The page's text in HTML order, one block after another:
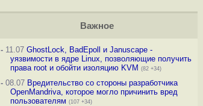
Важное
-11.07 GhostLock, BadEpoll и Januscape -
уязвимости в ядре Linux, позволяющие получить
права root и обойти изоляцию KVM (82 +34)
-08.07 Вредительство со стороны разработчика
OpenMandriva, которое могло причинить вред
пользователям (107 +34)